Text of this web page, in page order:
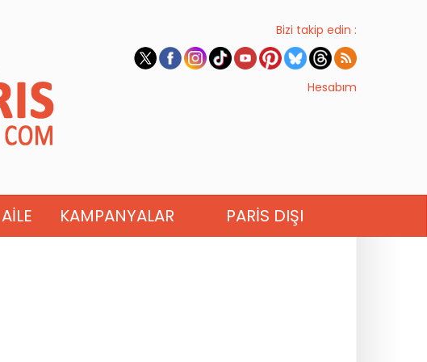
Bizi takip edin :
Hesabım
AILE KAMPANYALAR PARIS DIŞI